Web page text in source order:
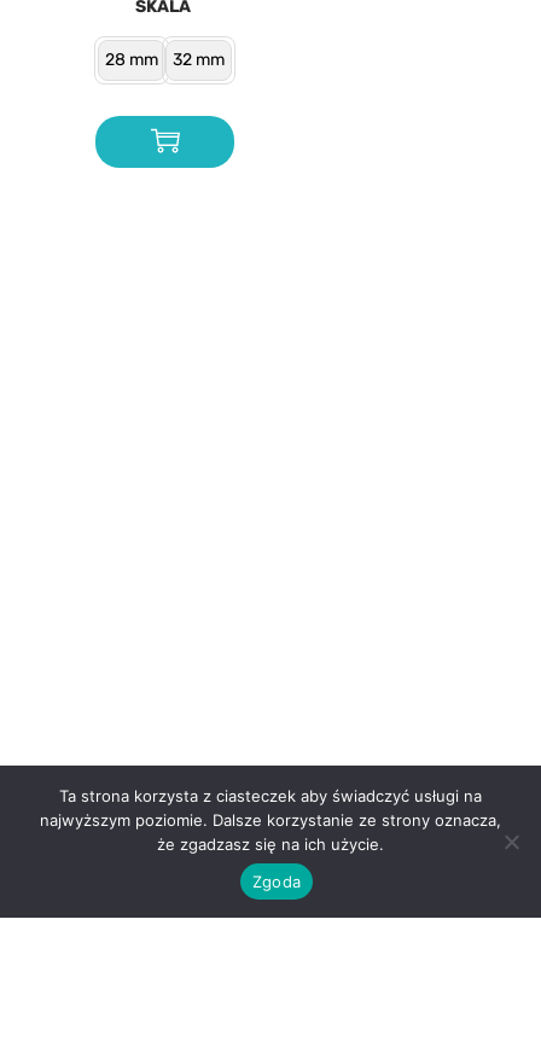
SKALA
28 mm 32 mm
Ta strona korzysta z ciasteczek aby świadczyć usługi na
najwyższym poziomie. Dalsze korzystanie ze strony oznacza,
że zgadzasz się na ich użycie.
Zgoda